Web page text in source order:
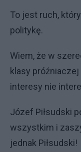
To jest ruch,
politykę.
Wiem, że w
klasy próźniaczej
interesy nie
Józef Piłsudski
wszystkim i
jednak Piłsudski!